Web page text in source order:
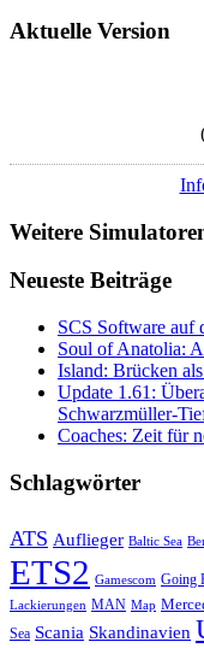
Aktuelle Version
Weitere
Neueste Beiträge
SCS Software auf
Soul of Anatolia:
Island: Brücken
Update 1.61:
Schwarzmüller-
Coaches: Zeit für
Schlagwörter
ATS Auflieger Baltic Sea
ETS2 Gamescom Going
Lackierungen MAN Map
Sea Scania Skandinavien